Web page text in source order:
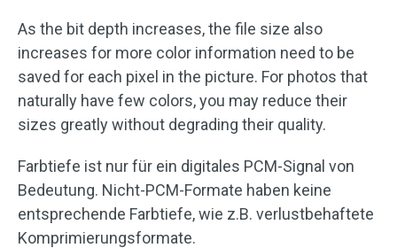
As the bit depth increases, the file size also
increases for more color information need to be
saved for each pixel in the picture. For photos that
naturally have few colors, you may reduce their
sizes greatly without degrading their quality.
Farbtiefe ist nur für ein digitales PCM-Signal von
Bedeutung. Nicht-PCM-Formate haben keine
entsprechende Farbtiefe, wie z.B. verlustbehaftete
Komprimierungsformate.